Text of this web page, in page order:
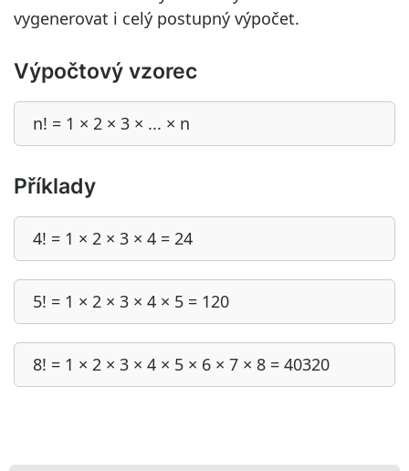
vygenerovat i celý postupný výpočet.
Výpočtový vzorec
n! = 1 × 2 × 3 × ... × n
Příklady
4! = 1 × 2 × 3 × 4 = 24
5! = 1 × 2 × 3 × 4 × 5 = 120
8! = 1 × 2 × 3 × 4 × 5 × 6 × 7 × 8 = 40320